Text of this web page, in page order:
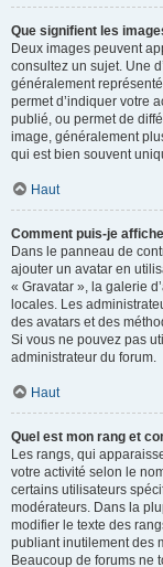
Que signifient les
Deux images peuvent
consultez un sujet. Une
généralement
permet d’indiquer votre
publié, ou permet de
image, généralement
qui est bien souvent
Haut
Comment puis-je
Dans le panneau de
ajouter un avatar en
« Gravatar », la galerie
locales. Les
des avatars et des
Si vous ne pouvez pas
administrateur du forum.
Haut
Quel est mon rang et
Les rangs, qui
votre activité selon le
certains utilisateurs
modérateurs. Dans la
modifier le texte des
publiant inutilement des
Beaucoup de forums ne